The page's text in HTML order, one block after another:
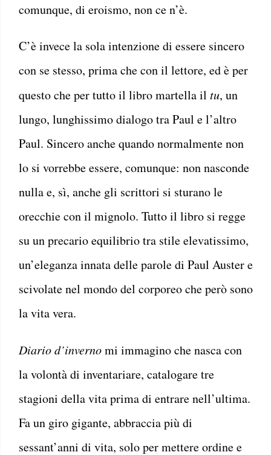
comunque, di eroismo, non ce n’è.
C’è invece la sola intenzione di essere sincero
con se stesso, prima che con il lettore, ed è per
questo che per tutto il libro martella il tu, un
lungo, lunghissimo dialogo tra Paul e l’altro
Paul. Sincero anche quando normalmente non
lo si vorrebbe essere, comunque: non nasconde
nulla e, sì, anche gli scrittori si sturano le
orecchie con il mignolo. Tutto il libro si regge
su un precario equilibrio tra stile elevatissimo,
un’eleganza innata delle parole di Paul Auster e
scivolate nel mondo del corporeo che però sono
la vita vera.
Diario d’invernomi immagino che nasca con
la volontà di inventariare, catalogare tre
stagioni della vita prima di entrare nell’ultima.
Fa un giro gigante, abbraccia più di
sessant’anni di vita, solo per mettere ordine e